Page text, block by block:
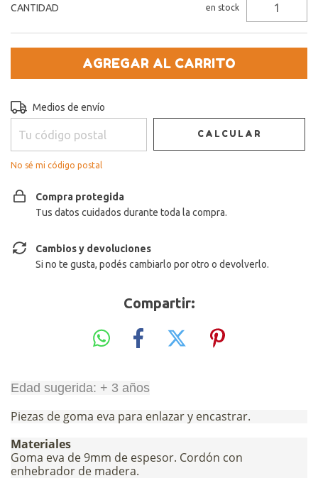
CANTIDAD en stock
Entregas para el CP:
Medios de envío
CALCULAR
No sé mi código postal
Compra protegida
Tus datos cuidados durante toda la compra.
Cambios y devoluciones
Si no te gusta, podés cambiarlo por otro o devolverlo.
Compartir:
Edad sugerida: + 3 años
Piezas de goma eva para enlazar y encastrar.
Materiales
Goma eva de 9mm de espesor. Cordón con
enhebrador de madera.